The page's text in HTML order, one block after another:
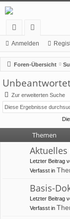
ch
ne
llz
ug
rif
or
en
Anmelden
Foren-Übersicht
Zur erweiterten Suche
Themen
Letzter Beitrag
Verfasst in
Basis-
Letzter Beitrag
Verfasst in